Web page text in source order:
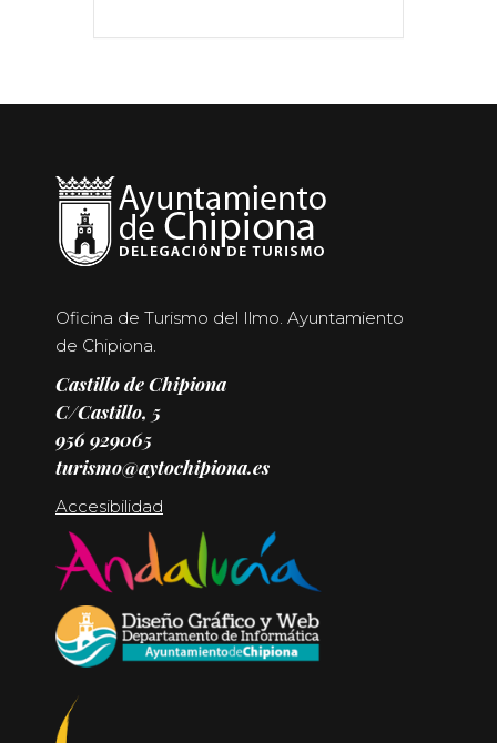
Oficina de Turismo del Ilmo. Ayuntamiento
de Chipiona.
Castillo de Chipiona
C/Castillo, 5
956 929065
turismo@aytochipiona.es
Accesibilidad